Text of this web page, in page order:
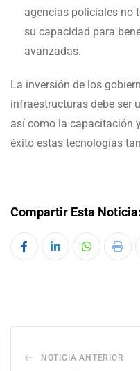
agencias policiales no
su capacidad para
avanzadas.
La inversión de los
infraestructuras debe ser
así como la capacitación
éxito estas tecnologías
Compartir Esta Noticia:
NOTICIA ANTERIOR